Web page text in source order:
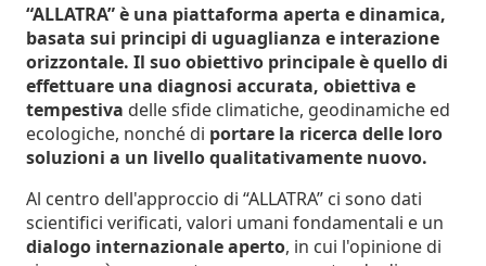
“ALLATRA” è una piattaforma aperta e dinamica,
basata sui principi di uguaglianza e interazione
orizzontale. Il suo obiettivo principale è quello di
effettuare una diagnosi accurata, obiettiva e
tempestiva delle sfide climatiche, geodinamiche ed
ecologiche, nonché di portare la ricerca delle loro
soluzioni a un livello qualitativamente nuovo.
Al centro dell'approccio di “ALLATRA” ci sono dati
scientifici verificati, valori umani fondamentali e un
dialogo internazionale aperto, in cui l'opinione di